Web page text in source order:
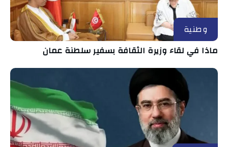
وطنية
ماذا في لقاء وزيرة الثقافة بسفير سلطنة عمان